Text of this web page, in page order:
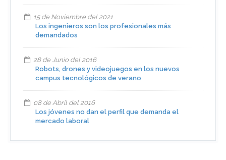
15 de Noviembre del 2021
Los ingenieros son los profesionales más
demandados
28 de Junio del 2016
Robots, drones y videojuegos en los nuevos
campus tecnológicos de verano
08 de Abril del 2016
Los jóvenes no dan el perfil que demanda el
mercado laboral